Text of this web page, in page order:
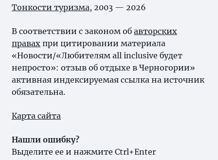
Тонкости туризма, 2003 — 2026
В соответствии с законом об авторских
правах при цитировании материала
«Новости/«Любителям all inclusive будет
непросто»: отзыв об отдыхе в Черногории»
активная индексируемая ссылка на источник
обязательна.
Карта сайта
Нашли ошибку?
Выделите ее и нажмите Ctrl+Enter